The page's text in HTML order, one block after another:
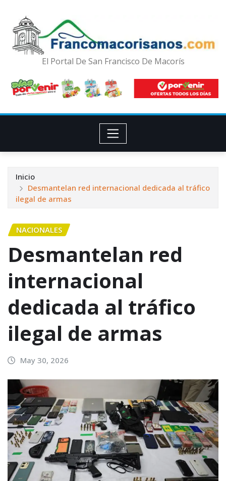
El Portal De San Francisco De Macorís
Inicio
Desmantelan red internacional dedicada al tráfico
ilegal de armas
NACIONALES
Desmantelan red
internacional
dedicada al tráfico
ilegal de armas
May 30, 2026